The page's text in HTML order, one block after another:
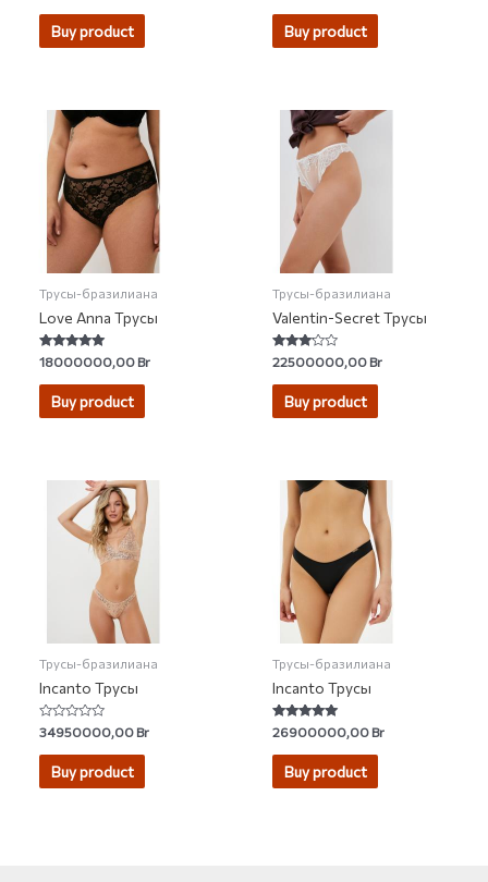
out of 5
Buy product
out of 5
Buy product
Трусы-бразилиана
Love Anna Трусы
Rated
4.86
out of 5
18000000,00Br
Buy product
Трусы-бразилиана
Valentin-Secret Трусы
Rated
3.00
out of 5
22500000,00Br
Buy product
Трусы-бразилиана
Incanto Трусы
Rated
0
out
34950000,00Br
Buy product
Трусы-бразилиана
Incanto Трусы
Rated
4.95
out of 5
26900000,00Br
Buy product